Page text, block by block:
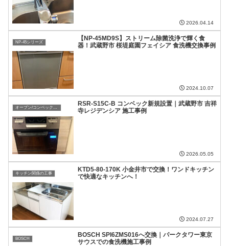
2026.04.14
NP-45シリーズ
【NP-45MD9S】ストリーム除菌洗浄で輝く食
器！武蔵野市 桜堤庭園フェイシア 食洗機交換事例
2024.10.07
オーブン/コンベックのリフォーム・取付
RSR-S15C-B コンベック新規設置｜武蔵野市 吉祥
寺レジデンシア 施工事例
2026.05.05
キッチン関係の工事
KTD5-80-170K 小金井市で交換！ワンドキッチン
で快適なキッチンへ！
2024.07.27
BOSCH
BOSCH SPI6ZMS016へ交換｜パークタワー東京
サウスでの食洗機施工事例